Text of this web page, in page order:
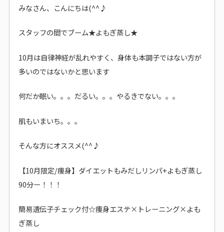
みなさん、こんにちは(^^♪
スタッフの間でブーム★よもぎ蒸し★
10月は自律神経が乱れやすく、身体も本調子ではない方が
多いのではないかと思います
何だか眠い。。。だるい。。。やるきでない。。。
肌もいまいち。。。
そんな方にオススメ(^^♪
【10月限定/痩身】ダイエットもみだしリンパ+よもぎ蒸し
90分ー！！！
簡易遺伝子チェック付☆痩身エステ×トレーニング×よも
ぎ蒸し